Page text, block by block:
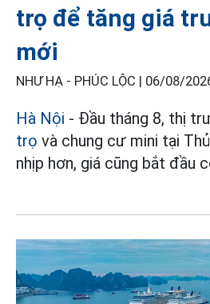
trọ để tăng giá
mới
NHƯ HẠ - PHÚC LỘC | 06/08/
Hà Nội - Đầu tháng 8, thị
trọ và chung cư mini tại
nhịp hơn, giá cũng bắt đầu